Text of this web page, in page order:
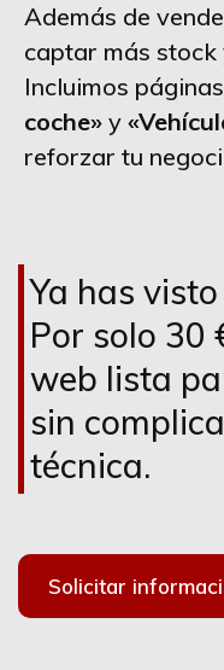
Además de
captar más stock
Incluimos
coche» y
reforzar tu
Ya has
Por solo 30
web lista
sin
técnica.
Solicitar